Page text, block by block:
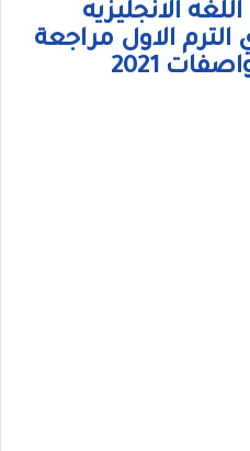
الانجليزيه
الترم الاول مراجعة
2021